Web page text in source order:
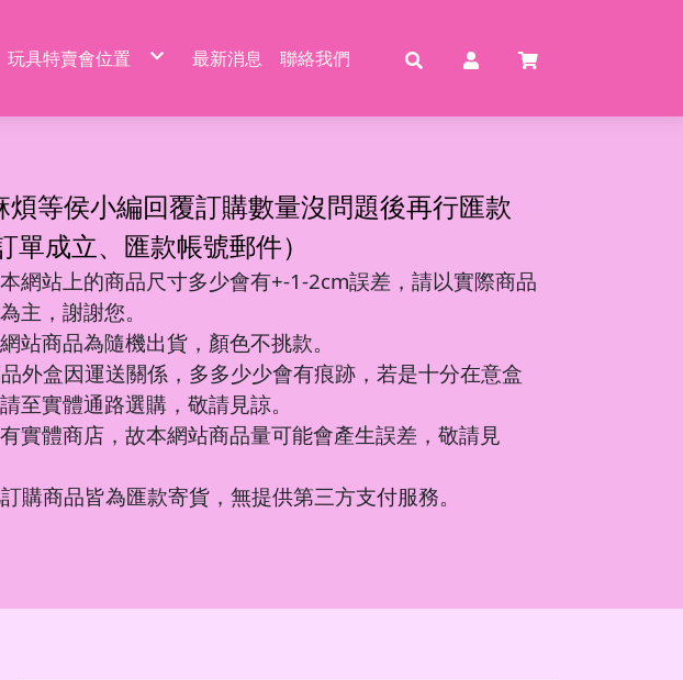
吊排/紙卡
包K/PVC袋
萬聖/聖誕
節慶商品
餐具/廚具/仿真食物
切切樂/仿真食物
餐具/廚具
收銀機/超市購物
森林家族
娃娃/芭比娃娃
梳妝/化妝/飾品
DIY飾品/配件/魔法棒
化妝台/梳妝台
清掃/衛浴玩具/家電
城堡/別墅/房屋
吹泡泡玩具
泡泡機
沙灘玩具
互動/戶外/運動類/對戰/競技
互動/戶外玩具
車/飛機玩具
消防系列
停車場/軌道車
多美小汽車
模型/合金車
釣釣樂/捏捏樂
迷你特工/恐龍特工/動畫
彩泥/史萊姆
帳篷/球/氣球
帳篷
彈力球/充氣球
音樂玩具
電話造型
恐龍系列
恐龍蛋
銅板價玩具
中華超人/布魯可/假面
驚喜盒/盲盒/洞洞樂/考古
認知模型
軟彈槍
水槍
聲光槍
弓箭
水彈槍
飛鏢/鏢靶
百元內益智玩具
球台遊戲/地鼠機
魔方/魔尺
棋類/撲克牌/卡牌遊戲
桌遊
益智教學
遊戲機/方塊遊戲
多面遊戲盒
搖鈴/床鈴
學步車/搖椅
洗澡玩具
嬰兒學習用品
電動童車/摩托車
滑行車/助步車
三輪車/扭扭車
溜滑梯/充氣跳跳/搖搖馬
益智積木
軌道滾珠積木/螺絲釘積木
大顆粒主題積木
軍事/太空積木
陸軍
太空/星際積木
摩托車積木
警察/民航系列
主題積木
海盜/中古系列
泰迪/暴力/可愛熊
街景積木
日式街景植物造型
歷史/三國/水滸傳
積木桌/底板
文具用品類
學習用品
削筆器
修正系列
DIY勞作/手作
著色本/沙畫
貼紙/安靜書
咕卡/火漆/奶油膠
螢光筆/馬克筆
鉛筆/自動鉛筆
圓珠筆
紙類/本
線圈本
鎖本/密碼本
素描本/畫圖本
套裝組
遙控車
遙控動物/昆蟲
廚房用品
洗碗布/菜瓜布
風扇/電扇
泡澡球/沐浴球
鑰匙扣/掛件/擺件
玩具特賣會位置
台中南屯玩具批發特賣
最新消息 聯絡我們
煩等侯小編回覆訂購數量沒問題後再行匯款
單成立、匯款帳號郵件）
本網站上的商品尺寸多少會有+-1-2cm誤差，請以實際商品
主，謝謝您。
網站商品為隨機出貨，顏色不挑款。
外盒因運送關係，多多少少會有痕跡，若是十分在意盒
至實體通路選購，敬請見諒。
有實體商店，故本網站商品量可能會產生誤差，敬請見
購商品皆為匯款寄貨，無提供第三方支付服務。